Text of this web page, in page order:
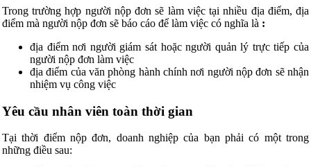
Trong trường hợp người nộp đơn sẽ làm việc tại nhiều địa điểm, địa
điểm mà người nộp đơn sẽ báo cáo để làm việc có nghĩa là :
địa điểm nơi người giám sát hoặc người quản lý trực tiếp của
người nộp đơn làm việc
địa điểm của văn phòng hành chính nơi người nộp đơn sẽ nhận
nhiệm vụ công việc
Yêu cầu nhân viên toàn thời gian
Tại thời điểm nộp đơn, doanh nghiệp của bạn phải có một trong
những điều sau: